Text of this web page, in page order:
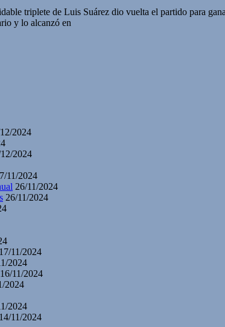
triplete de Luis Suárez dio vuelta el partido para
y lo alcanzó en
2024
2024
11/2024
26/11/2024
26/11/2024
17/11/2024
2024
16/11/2024
2024
2024
14/11/2024